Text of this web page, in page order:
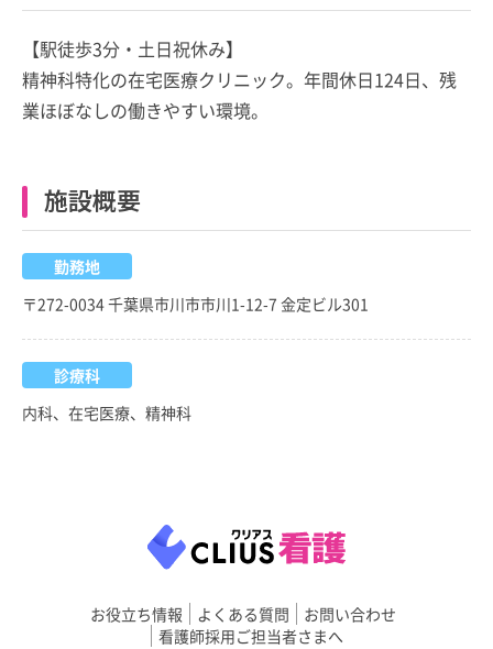
【駅徒歩3分・土日祝休み】
精神科特化の在宅医療クリニック。年間休日124日、残
業ほぼなしの働きやすい環境。
施設概要
勤務地
〒272-0034 千葉県市川市市川1-12-7 金定ビル301
診療科
内科、在宅医療、精神科
お役立ち情報 よくある質問
お問い合わせ
看護師採用ご担当者さまへ